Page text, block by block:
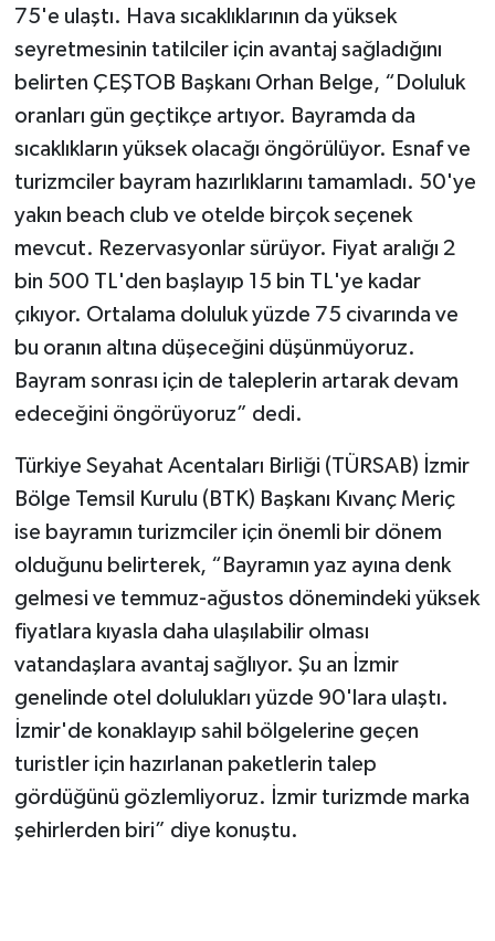
75'e ulaştı. Hava sıcaklıklarının da yüksek
seyretmesinin tatilciler için avantaj sağladığını
belirten ÇEŞTOB Başkanı Orhan Belge, “Doluluk
oranları gün geçtikçe artıyor. Bayramda da
sıcaklıkların yüksek olacağı öngörülüyor. Esnaf ve
turizmciler bayram hazırlıklarını tamamladı. 50'ye
yakın beach club ve otelde birçok seçenek
mevcut. Rezervasyonlar sürüyor. Fiyat aralığı 2
bin 500 TL'den başlayıp 15 bin TL'ye kadar
çıkıyor. Ortalama doluluk yüzde 75 civarında ve
bu oranın altına düşeceğini düşünmüyoruz.
Bayram sonrası için de taleplerin artarak devam
edeceğini öngörüyoruz” dedi.
Türkiye Seyahat Acentaları Birliği (TÜRSAB) İzmir
Bölge Temsil Kurulu (BTK) Başkanı Kıvanç Meriç
ise bayramın turizmciler için önemli bir dönem
olduğunu belirterek, “Bayramın yaz ayına denk
gelmesi ve temmuz-ağustos dönemindeki yüksek
fiyatlara kıyasla daha ulaşılabilir olması
vatandaşlara avantaj sağlıyor. Şu an İzmir
genelinde otel dolulukları yüzde 90'lara ulaştı.
İzmir'de konaklayıp sahil bölgelerine geçen
turistler için hazırlanan paketlerin talep
gördüğünü gözlemliyoruz. İzmir turizmde marka
şehirlerden biri” diye konuştu.